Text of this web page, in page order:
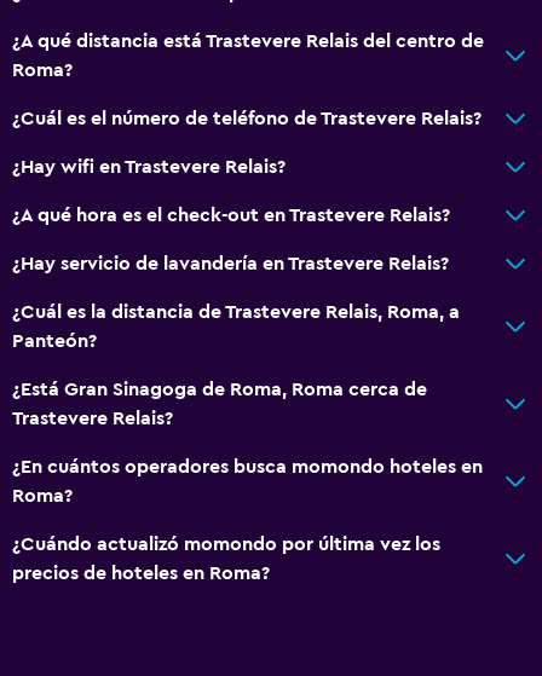
Espacio de almacenamiento
¿A qué distancia está Trastevere Relais del centro de
Roma?
¿Cuál es el número de teléfono de Trastevere Relais?
¿Hay wifi en Trastevere Relais?
¿A qué hora es el check-out en Trastevere Relais?
¿Hay servicio de lavandería en Trastevere Relais?
¿Cuál es la distancia de Trastevere Relais, Roma, a
Panteón?
¿Está Gran Sinagoga de Roma, Roma cerca de
Trastevere Relais?
¿En cuántos operadores busca momondo hoteles en
Roma?
¿Cuándo actualizó momondo por última vez los
precios de hoteles en Roma?